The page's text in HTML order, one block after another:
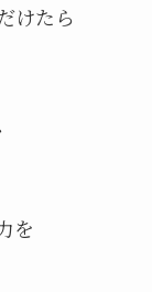
けたら
を